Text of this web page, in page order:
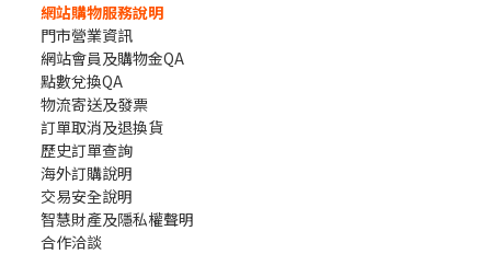
網站購物服務說明
門市營業資訊
網站會員及購物金QA
點數兌換QA
物流寄送及發票
訂單取消及退換貨
歷史訂單查詢
海外訂購說明
交易安全說明
智慧財產及隱私權聲明
合作洽談